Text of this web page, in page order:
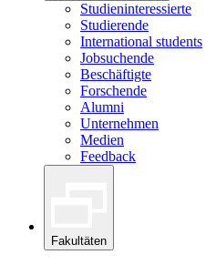
Studieninteressierte
Studierende
International students
Jobsuchende
Beschäftigte
Forschende
Alumni
Unternehmen
Medien
Feedback
Fakultäten